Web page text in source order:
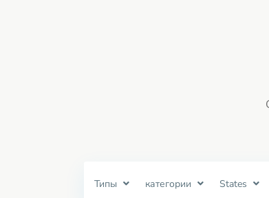
Типы категории States